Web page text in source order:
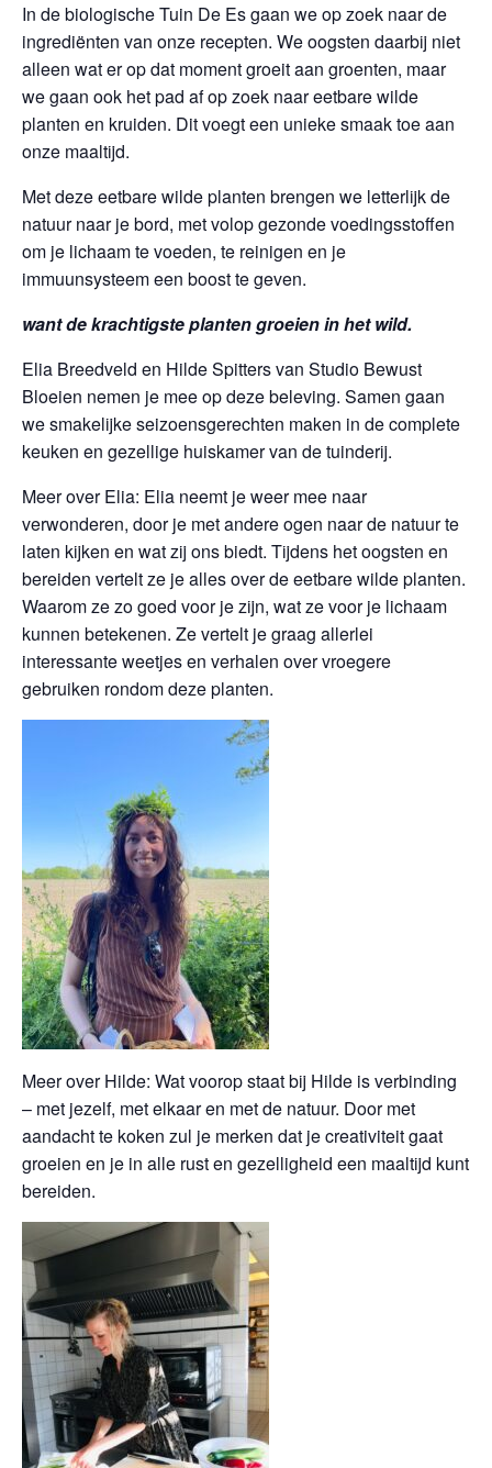
In de biologische Tuin De Es gaan we op zoek naar de
ingrediënten van onze recepten. We oogsten daarbij niet
alleen wat er op dat moment groeit aan groenten, maar
we gaan ook het pad af op zoek naar eetbare wilde
planten en kruiden. Dit voegt een unieke smaak toe aan
onze maaltijd.
Met deze eetbare wilde planten brengen we letterlijk de
natuur naar je bord, met volop gezonde voedingsstoffen
om je lichaam te voeden, te reinigen en je
immuunsysteem een boost te geven.
want de krachtigste planten groeien in het wild.
Elia Breedveld en Hilde Spitters van Studio Bewust
Bloeien nemen je mee op deze beleving. Samen gaan
we smakelijke seizoensgerechten maken in de complete
keuken en gezellige huiskamer van de tuinderij.
Meer over Elia: Elia neemt je weer mee naar
verwonderen, door je met andere ogen naar de natuur te
laten kijken en wat zij ons biedt. Tijdens het oogsten en
bereiden vertelt ze je alles over de eetbare wilde planten.
Waarom ze zo goed voor je zijn, wat ze voor je lichaam
kunnen betekenen. Ze vertelt je graag allerlei
interessante weetjes en verhalen over vroegere
gebruiken rondom deze planten.
Meer over Hilde: Wat voorop staat bij Hilde is verbinding
– met jezelf, met elkaar en met de natuur. Door met
aandacht te koken zul je merken dat je creativiteit gaat
groeien en je in alle rust en gezelligheid een maaltijd kunt
bereiden.